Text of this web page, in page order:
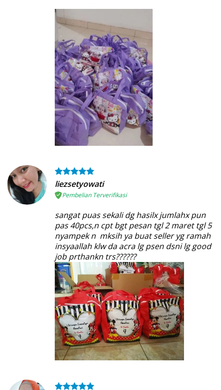
liezsetyowati
Pembelian Terverifikasi
sangat puas sekali dg hasilx jumlahx pun
pas 40pcs,n cpt bgt pesan tgl 2 maret tgl 5
nyampek n mksih ya buat seller yg ramah
insyaallah klw da acra lg psen dsni lg good
job prthankn trs??????